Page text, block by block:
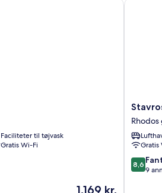
Faciliteter til tøjvask
Gratis Wi-Fi
Prisen
1.169 kr.
Stavros
Pension
Rhodos
gamle
bydel
Gratis
8.6
ud
8,6
9